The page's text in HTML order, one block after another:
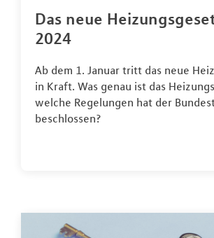
Das neue
2024
Ab dem 1. Januar tritt das neue
in Kraft. Was genau ist das
welche Regelungen hat der
beschlossen?